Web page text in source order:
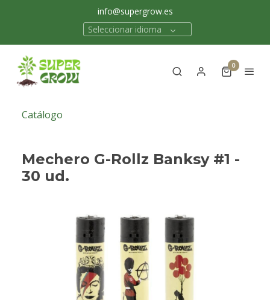
info@supergrow.es
Seleccionar idioma
0
Catálogo
Mechero G-Rollz Banksy #1 -
30 ud.